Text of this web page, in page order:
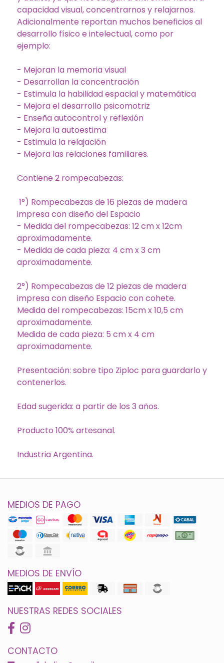
capacidad visual, concentrarnos y relajarnos.
Adicionalmente reportan muchos beneficios al
desarrollo físico e intelectual, como por
ejemplo:
- Mejoran la memoria visual
- Desarrollan la concentración
- Estimula la habilidad espacial y matemática
- Mejora el desarrollo psicomotriz
- Enseña autocontrol y reflexión
- Mejora la autoestima
- Estimula la relajación
- Mejora las relaciones familiares.
Contiene 2 rompecabezas:
1°) Rompecabezas de 16 piezas de madera
impresa con diseño del Espacio
- Medida del rompecabezas: 12 cm x 12cm
aproximadamente.
- Medida de cada pieza: 4 cm x 3 cm
aproximadamente.
2°) Rompecabezas de 12 piezas de madera
impresa con diseño Espacio con cohete.
Medida del rompecabezas: 15cm x 10,5 cm
aproximadamente.
Medida de cada pieza: 5 cm x 4 cm
aproximadamente.
Presentación: sobre tipo Ziploc para guardarlo y
contenerlos.
Edad sugerida: a partir de los 3 años.
Producto 100% artesanal.
Industria Argentina.
MEDIOS DE PAGO
MEDIOS DE ENVÍO
NUESTRAS REDES SOCIALES
CONTACTO